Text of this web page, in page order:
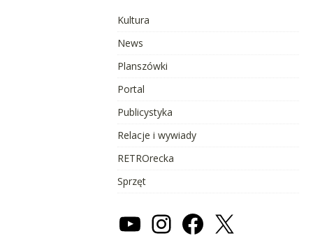
Kultura
News
Planszówki
Portal
Publicystyka
Relacje i wywiady
RETROrecka
Sprzęt